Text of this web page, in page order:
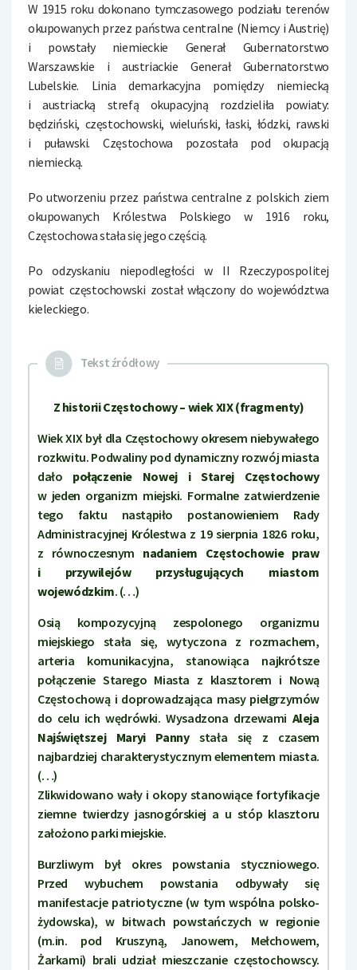
W 1915 roku dokonano tymczasowego podziału terenów
okupowanych przez państwa centralne (Niemcy i Austrię)
i powstały niemieckie Generał Gubernatorstwo
Warszawskie i austriackie Generał Gubernatorstwo
Lubelskie. Linia demarkacyjna pomiędzy niemiecką
i austriacką strefą okupacyjną rozdzieliła powiaty:
będziński, częstochowski, wieluński, łaski, łódzki, rawski
i puławski. Częstochowa pozostała pod okupacją
niemiecką.
Po utworzeniu przez państwa centralne z polskich ziem
okupowanych Królestwa Polskiego w 1916 roku,
Częstochowa stała się jego częścią.
Po odzyskaniu niepodległości w II Rzeczypospolitej
powiat częstochowski został włączony do województwa
kieleckiego.
Tekst źródłowy
Z historii Częstochowy – wiek XIX (fragmenty)
Wiek XIX był dla Częstochowy okresem niebywałego
rozkwitu. Podwaliny pod dynamiczny rozwój miasta
dało połączenie Nowej i Starej Częstochowy
w jeden organizm miejski. Formalne zatwierdzenie
tego faktu nastąpiło postanowieniem Rady
Administracyjnej Królestwa z 19 sierpnia 1826 roku,
z równoczesnym nadaniem Częstochowie praw
i przywilejów przysługujących miastom
wojewódzkim. (…)
Osią kompozycyjną zespolonego organizmu
miejskiego stała się, wytyczona z rozmachem,
arteria komunikacyjna, stanowiąca najkrótsze
połączenie Starego Miasta z klasztorem i Nową
Częstochową i doprowadzająca masy pielgrzymów
do celu ich wędrówki. Wysadzona drzewami Aleja
Najświętszej Maryi Pannystała się z czasem
najbardziej charakterystycznym elementem miasta.
(…)
Zlikwidowano wały i okopy stanowiące fortyfikacje
ziemne twierdzy jasnogórskiej a u stóp klasztoru
założono parki miejskie.
Burzliwym był okres powstania styczniowego.
Przed wybuchem powstania odbywały się
manifestacje patriotyczne (w tym wspólna polsko-
żydowska), w bitwach powstańczych w regionie
(m.in. pod Kruszyną, Janowem, Mełchowem,
Żarkami) brali udział mieszczanie częstochowscy.